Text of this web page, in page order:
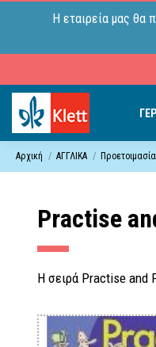
Η εταιρεία μας θα
Αρχική ΑΓΓΛΙΚΑ
Practise
Η σειρά Practise and